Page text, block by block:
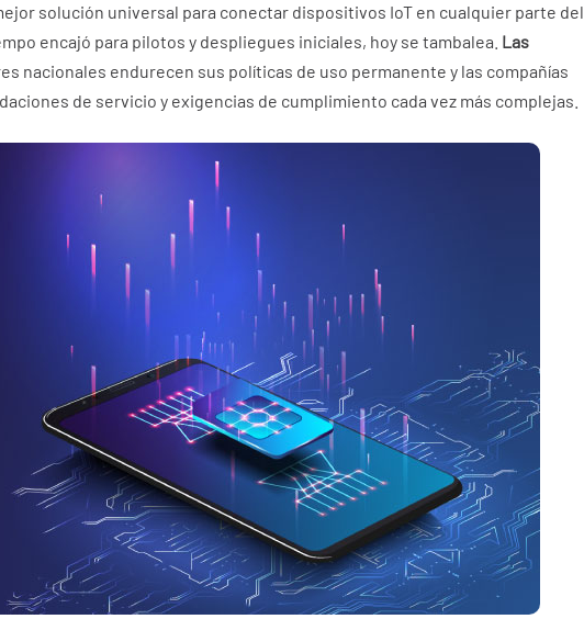
solución universal para conectar dispositivos IoT en cualquier parte del
encajó para pilotos y despliegues iniciales, hoy se tambalea. Las
nacionales endurecen sus políticas de uso permanente y las compañías
de servicio y exigencias de cumplimiento cada vez más complejas.